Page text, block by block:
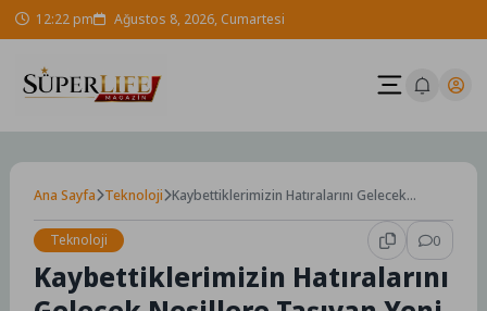
Skip 12:22 pm Ağustos 8, 2026, Cumartesi
Ana Sayfa Teknoloji Kaybettiklerimizin Hatıralarını Gelecek
Teknoloji 0
Kaybettiklerimizin Hatıralarını